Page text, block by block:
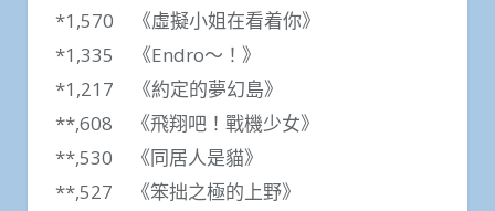
*1,570 《虛擬小姐在看着你》
*1,335 《Endro～！》
*1,217 《約定的夢幻島》
**,608 《飛翔吧！戰機少女》
**,530 《同居人是貓》
**,527 《笨拙之極的上野》